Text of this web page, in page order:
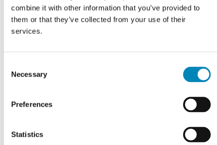
combine it with other information that you’ve provided to
them or that they’ve collected from your use of their
services.
Selection
Necessary
Preferences
Statistics
På fjernlager
På fjernlager
- 40 %